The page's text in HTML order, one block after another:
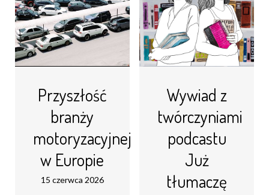
Przyszłość
branży
motoryzacyjnej
w Europie
15 czerwca 2026
Wywiad z
twórczyniami
podcastu
Już
tłumaczę